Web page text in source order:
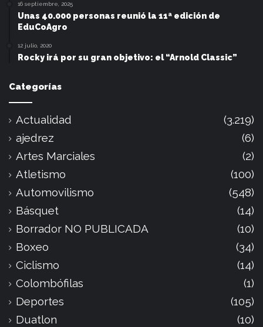
16 septiembre, 2025
Unas 40.000 personas reunió la 11ª edición de
EduCoAgro
12 julio, 2020
Rocky irá por su gran objetivo: el “Arnold Classic”
Categorías
Actualidad
(3.219)
ajedrez
(6)
Artes Marciales
(2)
Atletismo
(100)
Automovilismo
(548)
Básquet
(14)
Borrador NO PUBLICADA
(10)
Boxeo
(34)
Ciclismo
(14)
Colombófilas
(1)
Deportes
(105)
Duatlon
(10)